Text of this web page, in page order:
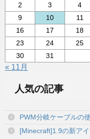
2
3 4
9
10 11
16
17 18
23
24 25
30
31
« 11月
人気の記事
PWM分岐ケーブルの
[Minecraft]1.9の新ア